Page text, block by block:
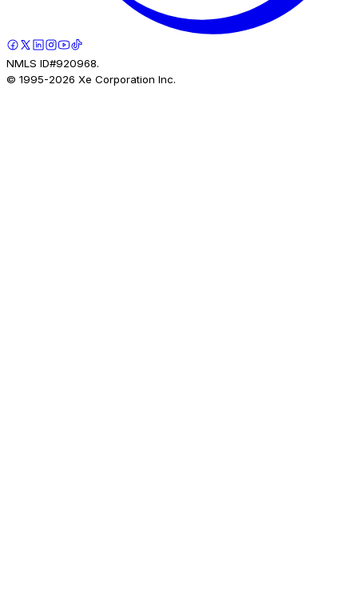
NMLS ID#920968.
© 1995-2026 Xe Corporation Inc.